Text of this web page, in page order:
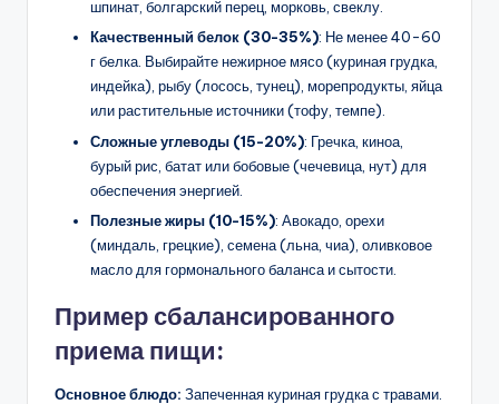
шпинат, болгарский перец, морковь, свеклу.
Качественный белок (30-35%): Не менее 40-60
г белка. Выбирайте нежирное мясо (куриная грудка,
индейка), рыбу (лосось, тунец), морепродукты, яйца
или растительные источники (тофу, темпе).
Сложные углеводы (15-20%): Гречка, киноа,
бурый рис, батат или бобовые (чечевица, нут) для
обеспечения энергией.
Полезные жиры (10-15%): Авокадо, орехи
(миндаль, грецкие), семена (льна, чиа), оливковое
масло для гормонального баланса и сытости.
Пример сбалансированного
приема пищи:
Основное блюдо: Запеченная куриная грудка с травами.